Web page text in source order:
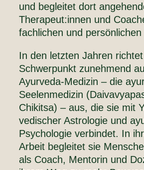
und begleitet dort
Therapeut:innen und
fachlichen und
In den letzten Jahren
Schwerpunkt zunehmend
Ayurveda-Medizin – die
Seelenmedizin
Chikitsa) – aus, die sie mit
vedischer Astrologie und
Psychologie verbindet. In
Arbeit begleitet sie
als Coach, Mentorin und